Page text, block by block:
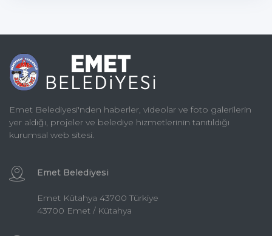
Emet Belediyesi'nden haberler, videolar ve foto galerilerin
yer aldığı, projeler ve belediye hizmetlerinin tanıtıldığı
kurumsal web sitesi.
Emet Belediyesi
Emet Kütahya 43700 Türkiye
43700 Emet / Kütahya